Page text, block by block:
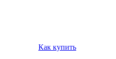
Как купить